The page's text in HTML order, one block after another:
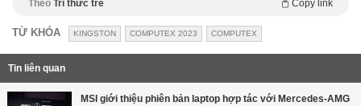
Theo Trí thức trẻ Copy link
TỪ KHÓA KINGSTON COMPUTEX 2023 COMPUTEX
Tin liên quan
MSI giới thiệu phiên bản laptop hợp tác với Mercedes-AMG